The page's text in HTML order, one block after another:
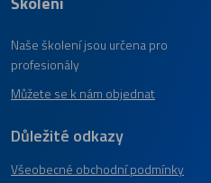
Naše školení jsou určena pro
profesionály
Můžete se k nám objednat
Důležité odkazy
Všeobecné obchodní podmínky